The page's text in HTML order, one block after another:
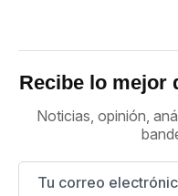
Recibe lo mejor
Noticias, opinión,